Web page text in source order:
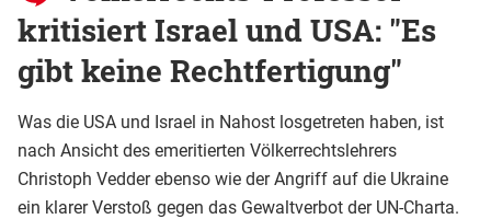
kritisiert Israel und USA: "Es
gibt keine Rechtfertigung"
Was die USA und Israel in Nahost losgetreten haben, ist
nach Ansicht des emeritierten Völkerrechtslehrers
Christoph Vedder ebenso wie der Angriff auf die Ukraine
ein klarer Verstoß gegen das Gewaltverbot der UN-Charta.